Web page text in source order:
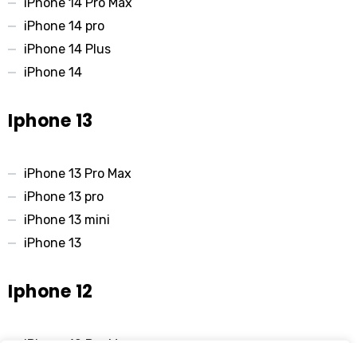
iPhone 14 pro
iPhone 14 Plus
iPhone 14
Iphone 13
iPhone 13 Pro Max
iPhone 13 pro
iPhone 13 mini
iPhone 13
Iphone 12